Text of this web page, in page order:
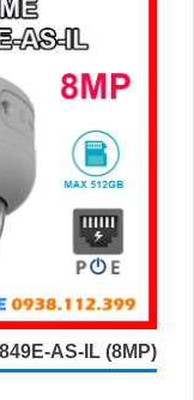
AS-IL (8MP)